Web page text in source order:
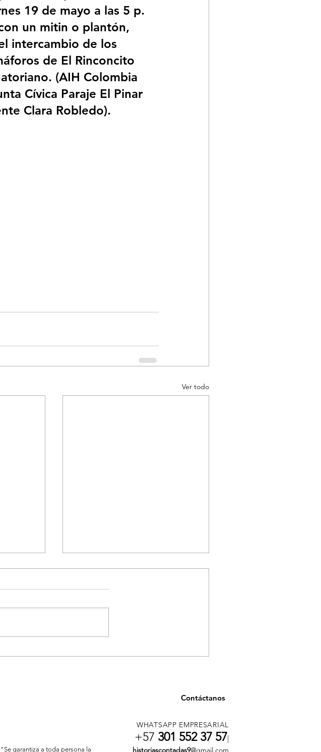
19 de mayo a las 5 p.
un mitin o plantón,
intercambio de los
de El Rinconcito
(AIH Colombia
Cívica Paraje El Pinar
Clara Robledo).
Ver todo
Contáctanos
"Se garantiza a toda persona la
WHATSAPP EMPRESARIAL
+57 301 552 37 57
historiascontadas9@gmail.com